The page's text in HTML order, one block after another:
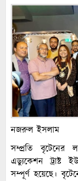
নজরুল ইসলাম
সম্প্রতি বৃটেনের
এড্যুকেশন ট্রাষ্ট
সম্পূর্ণ হয়েছে।